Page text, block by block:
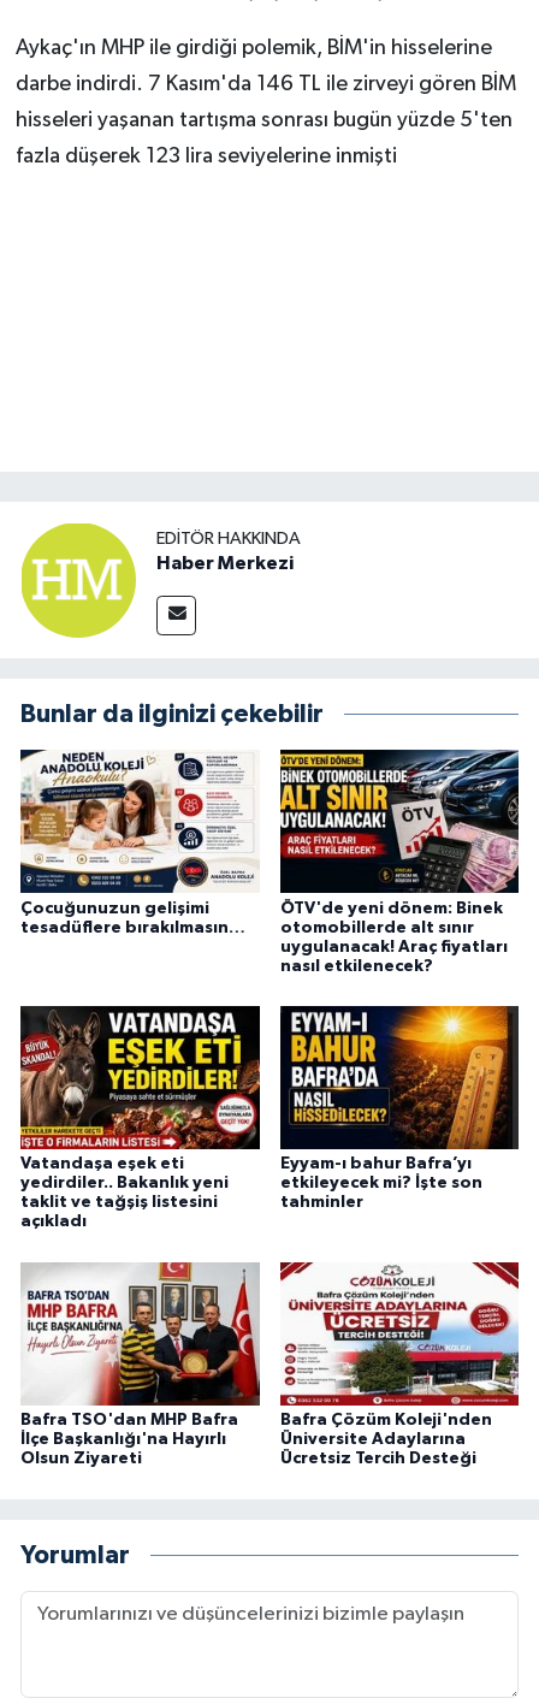
Aykaç'ın MHP ile girdiği polemik, BİM'in hisselerine
darbe indirdi. 7 Kasım'da 146 TL ile zirveyi gören BİM
hisseleri yaşanan tartışma sonrası bugün yüzde 5'ten
fazla düşerek 123 lira seviyelerine inmişti
EDITÖR HAKKINDA
Haber Merkezi
Bunlar da ilginizi çekebilir
Çocuğunuzun gelişimi
tesadüflere bırakılmasın…
ÖTV'de yeni dönem: Binek
otomobillerde alt sınır
uygulanacak! Araç fiyatları
nasıl etkilenecek?
Vatandaşa eşek eti
yedirdiler.. Bakanlık yeni
taklit ve tağşiş listesini
açıkladı
Eyyam-ı bahur Bafra’yı
etkileyecek mi? İşte son
tahminler
Bafra TSO'dan MHP Bafra
İlçe Başkanlığı'na Hayırlı
Olsun Ziyareti
Bafra Çözüm Koleji'nden
Üniversite Adaylarına
Ücretsiz Tercih Desteği
Yorumlar